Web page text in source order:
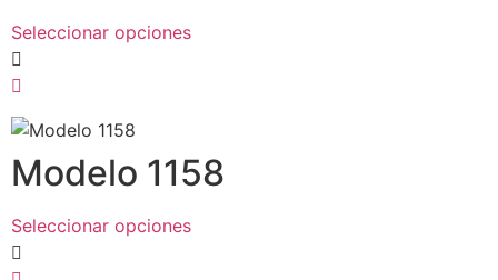
Seleccionar opciones
Modelo 1158
Seleccionar opciones